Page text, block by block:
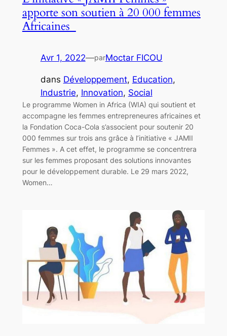
apporte son soutien à 20 000 femmes
Africaines
Avr 1, 2022—parMoctar FICOU
dans Développement, Education
Industrie, Innovation, Social
Le programme Women in Africa (WIA) qui soutient et
accompagne les femmes entrepreneures africaines et
la Fondation Coca-Cola s’associent pour soutenir 20
000 femmes sur trois ans grâce à l’initiative « JAMII
Femmes ». A cet effet, le programme se concentrera
sur les femmes proposant des solutions innovantes
pour le développement durable. Le 29 mars 2022,
Women…